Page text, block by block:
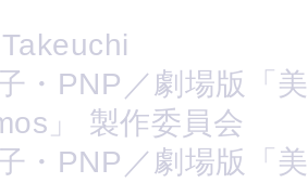
・PNP／劇場版「
」 製作委員会
・PNP／劇場版「